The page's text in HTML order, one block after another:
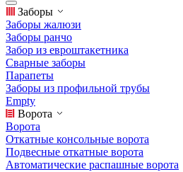
Заборы
Заборы жалюзи
Заборы ранчо
Забор из евроштакетника
Сварные заборы
Парапеты
Заборы из профильной трубы
Empty
Ворота
Ворота
Откатные консольные ворота
Подвесные откатные ворота
Автоматические распашные ворота